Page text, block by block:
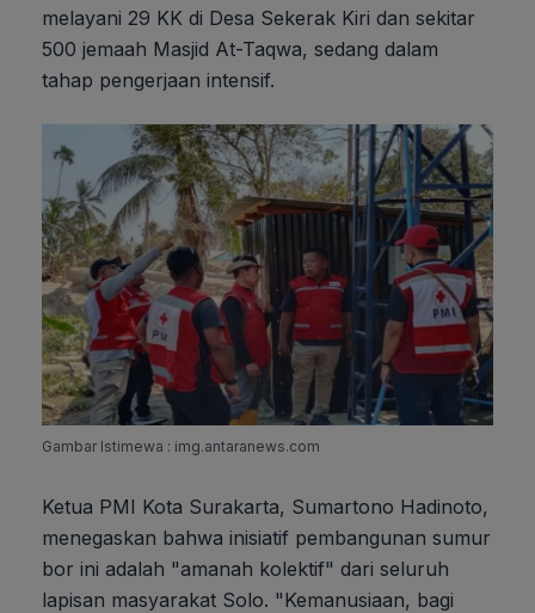
melayani 29 KK di Desa Sekerak Kiri dan sekitar
500 jemaah Masjid At-Taqwa, sedang dalam
tahap pengerjaan intensif.
Gambar Istimewa : img.antaranews.com
Ketua PMI Kota Surakarta, Sumartono Hadinoto,
menegaskan bahwa inisiatif pembangunan sumur
bor ini adalah "amanah kolektif" dari seluruh
lapisan masyarakat Solo. "Kemanusiaan, bagi